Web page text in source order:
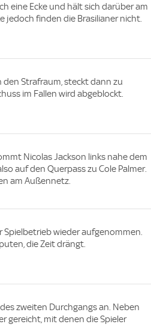
eine Ecke und hält sich darüber am
jedoch finden die Brasilianer nicht.
Strafraum, steckt dann zu
im Fallen wird abgeblockt.
Nicolas Jackson links nahe dem
auf den Querpass zu Cole Palmer.
am Außennetz.
wieder aufgenommen.
die Zeit drängt.
zweiten Durchgangs an. Neben
gereicht, mit denen die Spieler